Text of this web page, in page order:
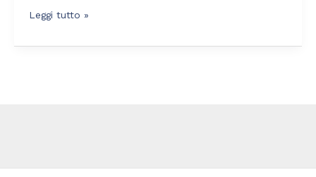
Leggi tutto »